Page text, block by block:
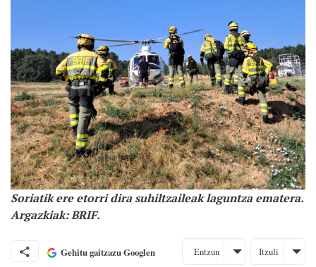
Soriatik ere etorri dira suhiltzaileak laguntza ematera.
Argazkiak: BRIF.
Gehitu gaitzazu Googlen Entzun Itzuli